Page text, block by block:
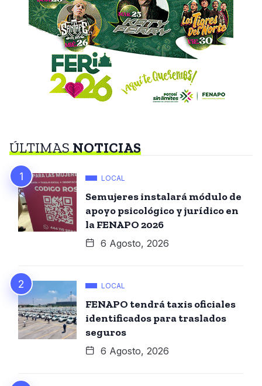
ÚLTIMASNOTICIAS
LOCAL
Semujeres instalará módulo de
apoyo psicológico y jurídico en
la FENAPO 2026
6 Agosto, 2026
LOCAL
FENAPO tendrá taxis oficiales
identificados para traslados
seguros
6 Agosto, 2026